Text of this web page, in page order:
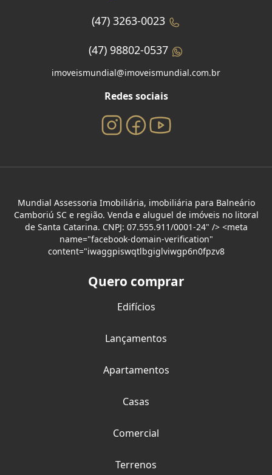
(47) 3263-0023
(47) 98802-0537
imoveismundial@imoveismundial.com.br
Redes sociais
Mundial Assessoria Imobiliária, imobiliária para Balneário
Camboriú SC e região. Venda e aluguel de imóveis no litoral
de Santa Catarina. CNPJ: 07.555.911/0001-24" /> <meta
name="facebook-domain-verification"
content="iwaggpiswqtlbgiglviwgp6n0fpzv8
Quero comprar
Edifícios
Lançamentos
Apartamentos
Casas
Comercial
Terrenos